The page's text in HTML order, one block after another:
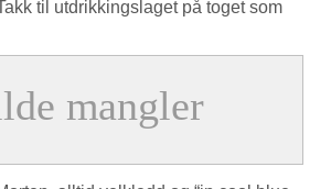
til utdrikkingslaget på toget som